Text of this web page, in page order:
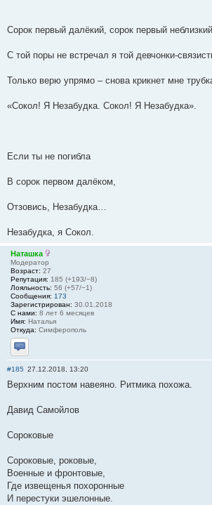
Сорок первый далёкий, сорок первый
С той поры не встречал я той девчонки-
Только верю упрямо – снова крикнет мне
«Сокол! Я Незабудка. Сокол! Я Незабудка».
Если ты не погибла
В сорок первом далёком,
Отзовись, Незабудка…
Незабудка, я Сокол.
Наташка
Модератор
Возраст: 27
Репутация: 185 (+193/−8)
Лояльность: 56 (+57/−1)
Сообщения: 173
Зарегистрирован: 30.01.2018
С нами: 8 лет 6 месяцев
Имя: Наталья
Откуда: Симферополь
Отправить личное сообщение
#185 27.12.2018, 13:20
Верхним постом навеяно. Ритмика похожа.
Давид Самойлов
Сороковые
Сороковые, роковые,
Военные и фронтовые,
Где извещенья похоронные
И перестуки эшелонные.